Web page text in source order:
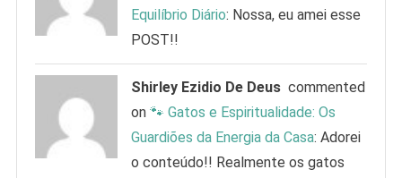
Equilíbrio Diário: Nossa, eu amei esse
POST!!
Shirley Ezidio De Deus commented
on🐾 Gatos e Espiritualidade: Os
Guardiões da Energia da Casa: Adorei
o conteúdo!! Realmente os gatos